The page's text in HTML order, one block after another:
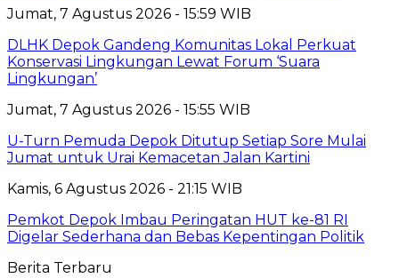
Jumat, 7 Agustus 2026 - 15:59 WIB
DLHK Depok Gandeng Komunitas Lokal Perkuat
Konservasi Lingkungan Lewat Forum ‘Suara
Lingkungan’
Jumat, 7 Agustus 2026 - 15:55 WIB
U-Turn Pemuda Depok Ditutup Setiap Sore Mulai
Jumat untuk Urai Kemacetan Jalan Kartini
Kamis, 6 Agustus 2026 - 21:15 WIB
Pemkot Depok Imbau Peringatan HUT ke-81 RI
Digelar Sederhana dan Bebas Kepentingan Politik
Berita Terbaru